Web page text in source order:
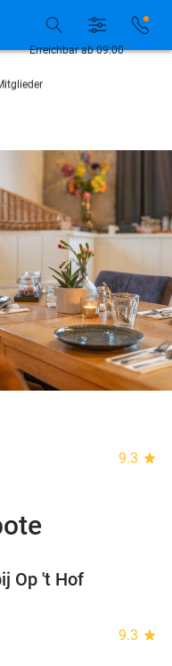
verfügbar
verfügbar
Erreichbar ab 09:00
9.3 star
Op 't Hof
9.3 star